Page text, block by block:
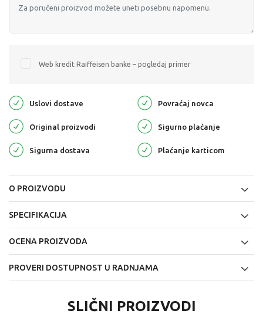
Web kredit Raiffeisen banke – pogledaj primer
Uslovi dostave Povraćaj novca
Original proizvodi Sigurno plaćanje
Sigurna dostava Plaćanje karticom
O PROIZVODU
SPECIFIKACIJA
OCENA PROIZVODA
PROVERI DOSTUPNOST U RADNJAMA
SLIČNI PROIZVODI